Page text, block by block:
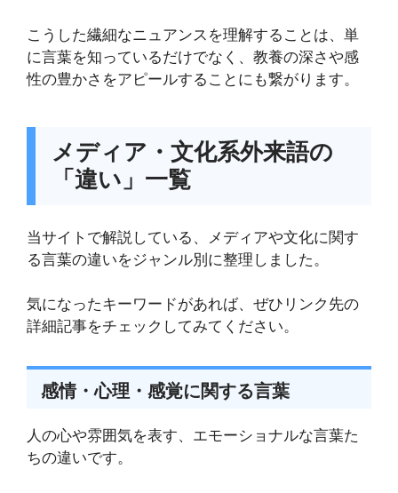
こうした繊細なニュアンスを理解することは、単
に言葉を知っているだけでなく、教養の深さや感
性の豊かさをアピールすることにも繋がります。
メディア・文化系外来語の
「違い」一覧
当サイトで解説している、メディアや文化に関す
る言葉の違いをジャンル別に整理しました。
気になったキーワードがあれば、ぜひリンク先の
詳細記事をチェックしてみてください。
感情・心理・感覚に関する言葉
人の心や雰囲気を表す、エモーショナルな言葉た
ちの違いです。